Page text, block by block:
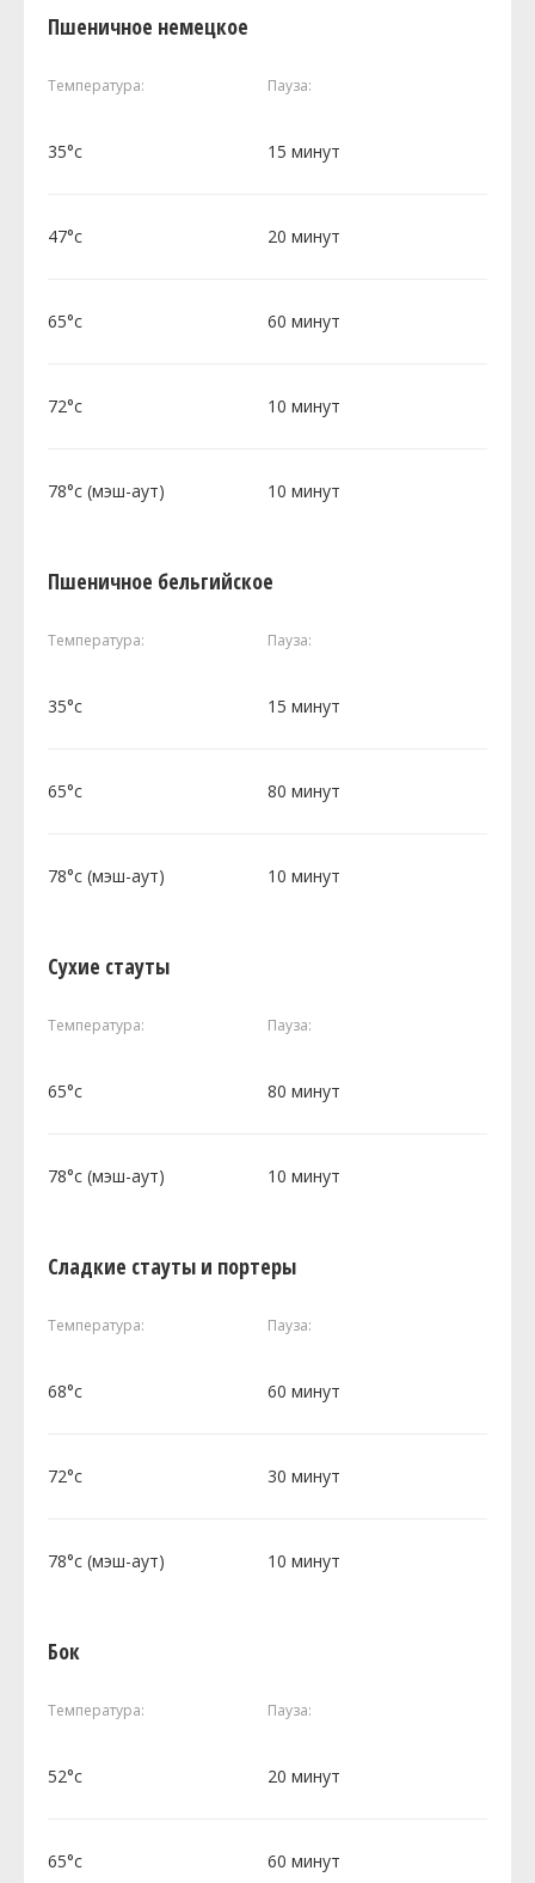
Пшеничное немецкое
Температура: Пауза:
35°c 15 минут
47°c 20 минут
65°c 60 минут
72°c 10 минут
78°c (мэш-аут) 10 минут
Пшеничное бельгийское
Температура: Пауза:
35°c 15 минут
65°c 80 минут
78°c (мэш-аут) 10 минут
Сухие стауты
Температура: Пауза:
65°c 80 минут
78°c (мэш-аут) 10 минут
Сладкие стауты и портеры
Температура: Пауза:
68°c 60 минут
72°c 30 минут
78°c (мэш-аут) 10 минут
Бок
Температура: Пауза:
52°c 20 минут
65°c 60 минут